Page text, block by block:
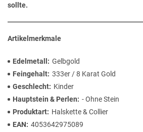
sollte.
Artikelmerkmale
Edelmetall
Gelbgold
Feingehalt 333er / 8 Karat Gold
Geschlecht
Kinder
Hauptstein & Perlen
- Ohne Stein
Produktart
Halskette & Collier
EAN
4053642975089